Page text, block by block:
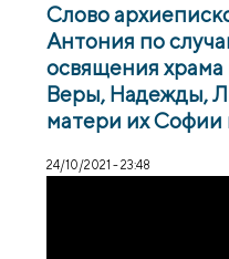
Слово
Антония по
освящения
Веры, Надежды,
матери их Софии
24/10/2021 - 23:48